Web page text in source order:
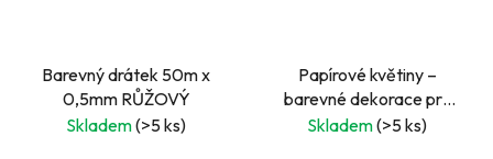
Barevný drátek 50m x
0,5mm RŮŽOVÝ
Skladem(>5 ks)
Papírové květiny –
barevné dekorace pro
kreativní tvoření 3 600ks
Skladem(>5 ks)